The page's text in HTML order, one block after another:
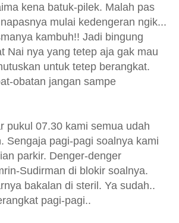
kena batuk-pilek. Malah pas
mulai kedengeran ngik...
kambuh!! Jadi bingung
Nai nya yang tetep aja gak mau
untuk tetep berangkat.
obatan jangan sampe
pukul 07.30 kami semua udah
Sengaja pagi-pagi soalnya kami
parkir. Denger-denger
Sudirman di blokir soalnya.
bakalan di steril. Ya sudah..
pagi-pagi..